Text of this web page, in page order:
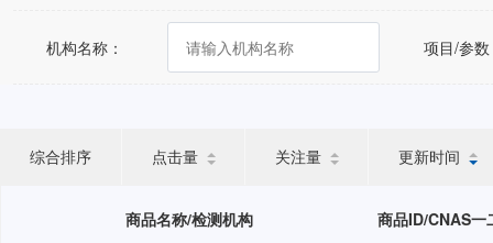
机构名称： 项目/参
综合排序 点击量 关注量 更新时间
商品名称/检测机构 商品ID/CNAS一